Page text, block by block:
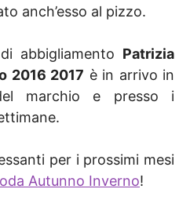
anch’esso al pizzo.
abbigliamento Patrizia
2016 2017 è in arrivo in
marchio e presso i
per i prossimi mesi
Autunno Inverno!